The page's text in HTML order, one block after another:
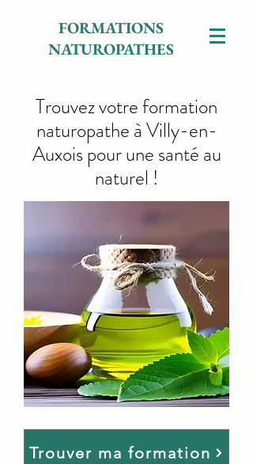
FORMATIONS
NATUROPATHES
Trouvez votre formation
naturopathe à Villy-en-
Auxois pour une santé au
naturel !
Trouver ma formation